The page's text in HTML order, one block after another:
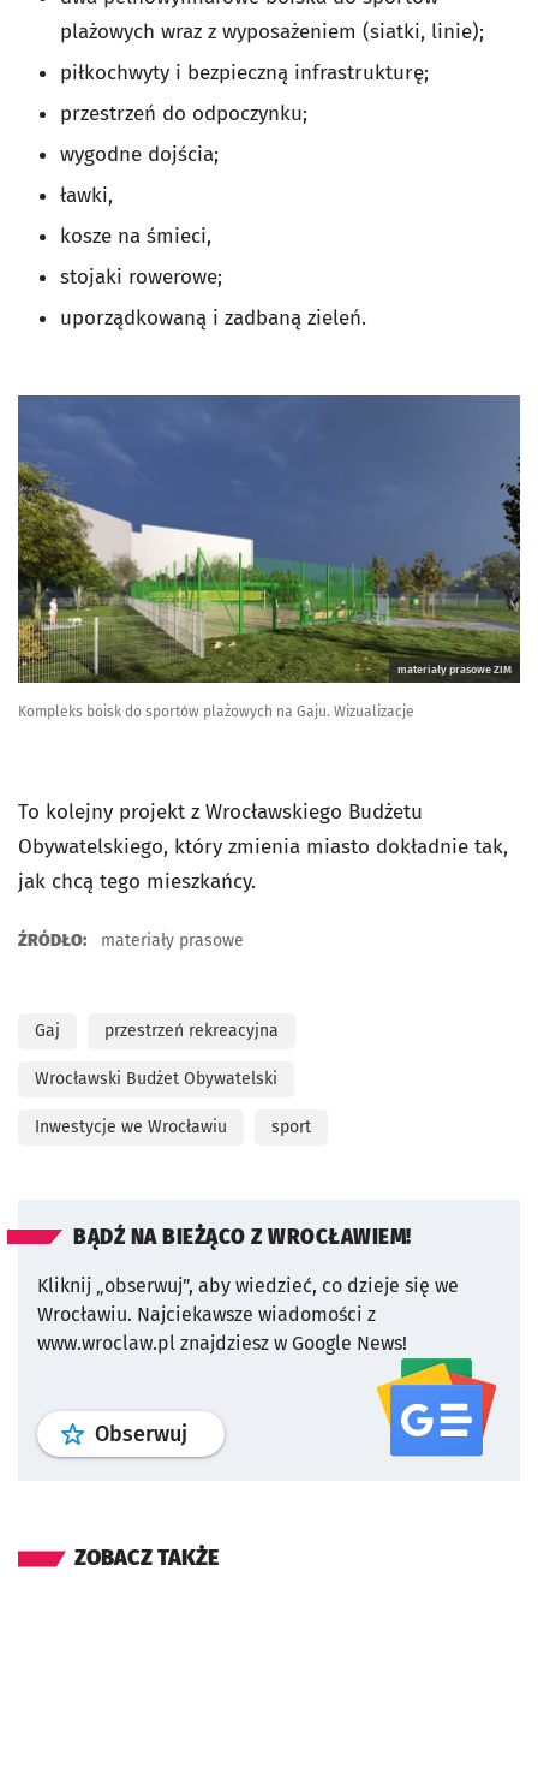
plażowych wraz z wyposażeniem (siatki, linie);
piłkochwyty i bezpieczną infrastrukturę;
przestrzeń do odpoczynku;
wygodne dojścia;
ławki,
kosze na śmieci,
stojaki rowerowe;
uporządkowaną i zadbaną zieleń.
materiały prasowe ZIM
Kompleks boisk do sportów plażowych na Gaju. Wizualizacje
To kolejny projekt z Wrocławskiego Budżetu
Obywatelskiego, który zmienia miasto dokładnie tak,
jak chcą tego mieszkańcy.
ŹRÓDŁO: materiały prasowe
Gaj przestrzeń rekreacyjna
Wrocławski Budżet Obywatelski
Inwestycje we Wrocławiu sport
BĄDŹ NA BIEŻĄCO Z WROCŁAWIEM!
Kliknij „obserwuj”, aby wiedzieć, co dzieje się we
Wrocławiu. Najciekawsze wiadomości z
www.wroclaw.pl znajdziesz w Google News!
Obserwuj profil serwisu
ZOBACZ TAKŻE